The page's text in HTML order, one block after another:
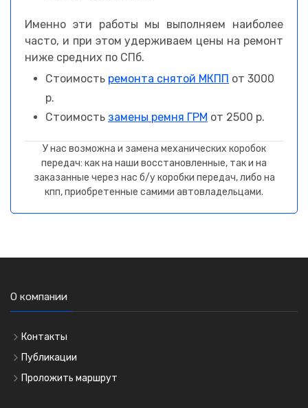
Именно эти работы мы выполняем наиболее
часто, и при этом удерживаем цены на ремонт
ниже средних по СПб.
Стоимость ремонта снятой МКПП от 3000
р.
Стоимость замены ремня ГРМ от 2500 р.
У нас возможна и замена механических коробок
передач: как на наши восстановленные, так и на
заказанные через нас б/у коробки передач, либо на
кпп, приобретенные самими автовладельцами.
О компании
Контакты
Публикации
Проложить маршрут